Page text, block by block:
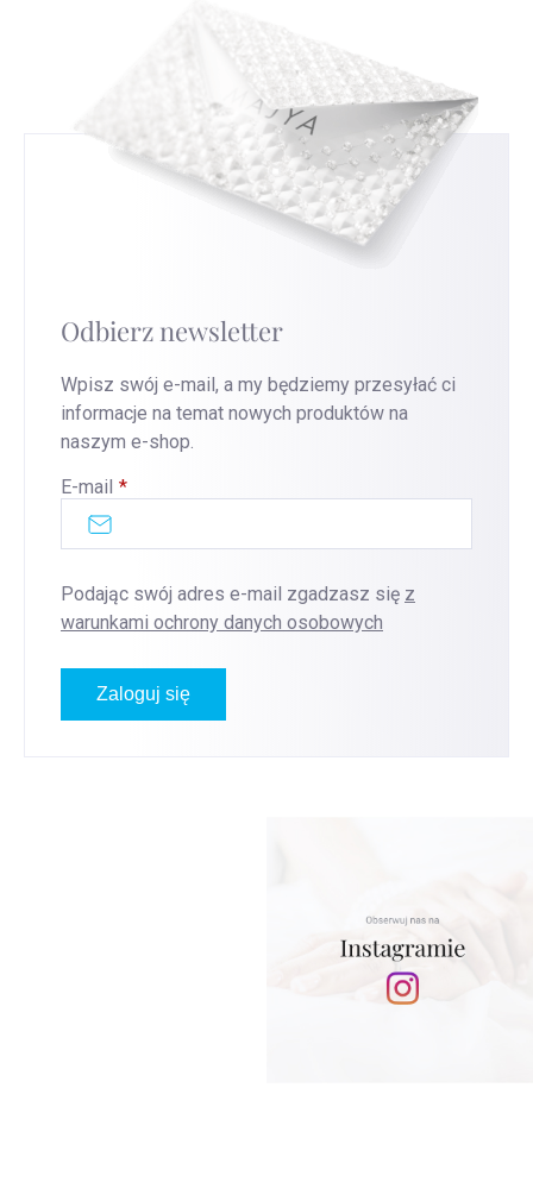
Odbierz newsletter
Wpisz swój e-mail, a my będziemy przesyłać ci
informacje na temat nowych produktów na
naszym e-shop.
E-mail
Podając swój adres e-mail zgadzasz się z
warunkami ochrony danych osobowych
Zaloguj się